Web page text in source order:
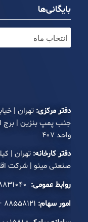
بایگانی‌ها
دفتر مرکزی: تهران |
جنب پمپ بنزین | برج
واحد ۴۰۷
دفتر کارخانه:
صنعتی مینو | شرکت
روابط عمومی:
امور سهام: ۸۸۵۵۸۱۲۱ – ۰۲۱